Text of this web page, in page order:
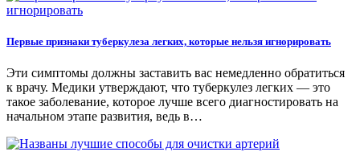
Первые признаки туберкулеза легких, которые нельзя игнорировать
Эти симптомы должны заставить вас немедленно обратиться
к врачу. Медики утверждают, что туберкулез легких — это
такое заболевание, которое лучше всего диагностировать на
начальном этапе развития, ведь в…